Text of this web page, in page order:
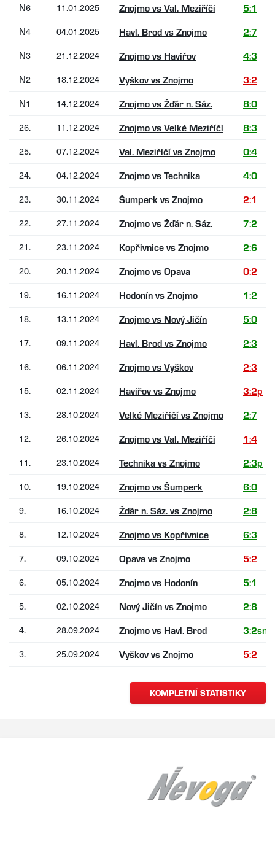
N6 11.01.2025 Znojmo vs Val. Meziříčí 5:1
N4 04.01.2025 Havl. Brod vs Znojmo 2:7
N3 21.12.2024 Znojmo vs Havířov 4:3
N2 18.12.2024 Vyškov vs Znojmo 3:2
N1 14.12.2024 Znojmo vs Žďár n. Sáz. 8:0
26. 11.12.2024 Znojmo vs Velké Meziříčí 8:3
25. 07.12.2024 Val. Meziříčí vs Znojmo 0:4
24. 04.12.2024 Znojmo vs Technika 4:0
23. 30.11.2024 Šumperk vs Znojmo 2:1
22. 27.11.2024 Znojmo vs Žďár n. Sáz. 7:2
21. 23.11.2024 Kopřivnice vs Znojmo 2:6
20. 20.11.2024 Znojmo vs Opava 0:2
19. 16.11.2024 Hodonín vs Znojmo 1:2
18. 13.11.2024 Znojmo vs Nový Jičín 5:0
17. 09.11.2024 Havl. Brod vs Znojmo 2:3
16. 06.11.2024 Znojmo vs Vyškov 2:3
15. 02.11.2024 Havířov vs Znojmo 3:2p
13. 28.10.2024 Velké Meziříčí vs Znojmo 2:7
12. 26.10.2024 Znojmo vs Val. Meziříčí 1:4
11. 23.10.2024 Technika vs Znojmo 2:3p
10. 19.10.2024 Znojmo vs Šumperk 6:0
9. 16.10.2024 Žďár n. Sáz. vs Znojmo 2:8
8. 12.10.2024 Znojmo vs Kopřivnice 6:3
7. 09.10.2024 Opava vs Znojmo 5:2
6. 05.10.2024 Znojmo vs Hodonín 5:1
5. 02.10.2024 Nový Jičín vs Znojmo 2:8
4. 28.09.2024 Znojmo vs Havl. Brod 3:2sn
3. 25.09.2024 Vyškov vs Znojmo 5:2
KOMPLETNÍ STATISTIKY